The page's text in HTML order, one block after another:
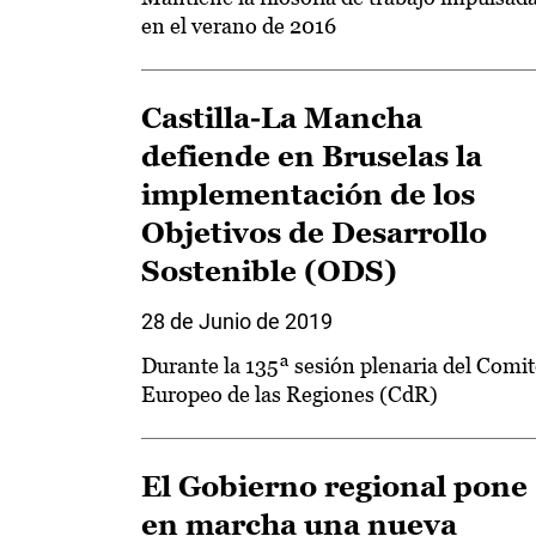
en el verano de 2016
Castilla-La Mancha
defiende en Bruselas la
implementación de los
Objetivos de Desarrollo
Sostenible (ODS)
28 de Junio de 2019
Durante la 135ª sesión plenaria del
Europeo de las Regiones (CdR)
El Gobierno regional pone
en marcha una nueva